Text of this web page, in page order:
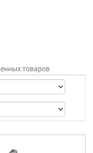
товаров